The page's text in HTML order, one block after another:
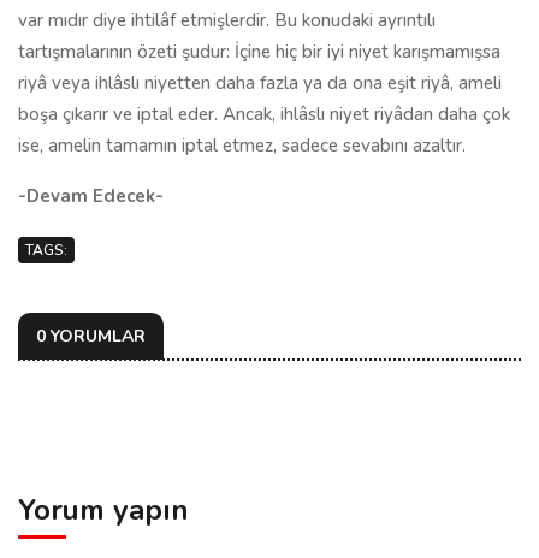
var mıdır diye ihtilâf etmişlerdir. Bu konudaki ayrıntılı
tartışmalarının özeti şudur: İçine hiç bir iyi niyet karışmamışsa
riyâ veya ihlâslı niyetten daha fazla ya da ona eşit riyâ, ameli
boşa çıkarır ve iptal eder. Ancak, ihlâslı niyet riyâdan daha çok
ise, amelin tamamın iptal etmez, sadece sevabını azaltır.
-Devam Edecek-
TAGS:
0 YORUMLAR
Yorum yapın